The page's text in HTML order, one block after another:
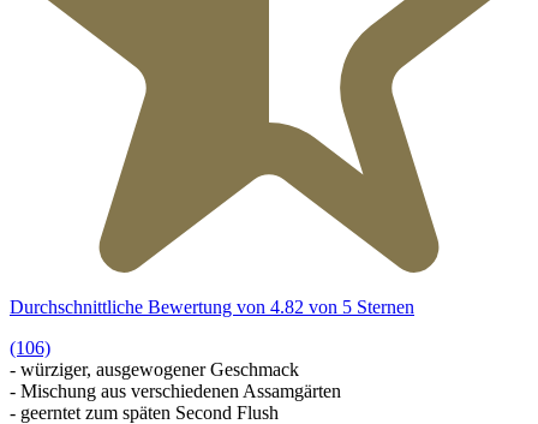
Durchschnittliche Bewertung von 4.82 von 5 Sternen
(106)
- würziger, ausgewogener Geschmack
- Mischung aus verschiedenen Assamgärten
- geerntet zum späten Second Flush